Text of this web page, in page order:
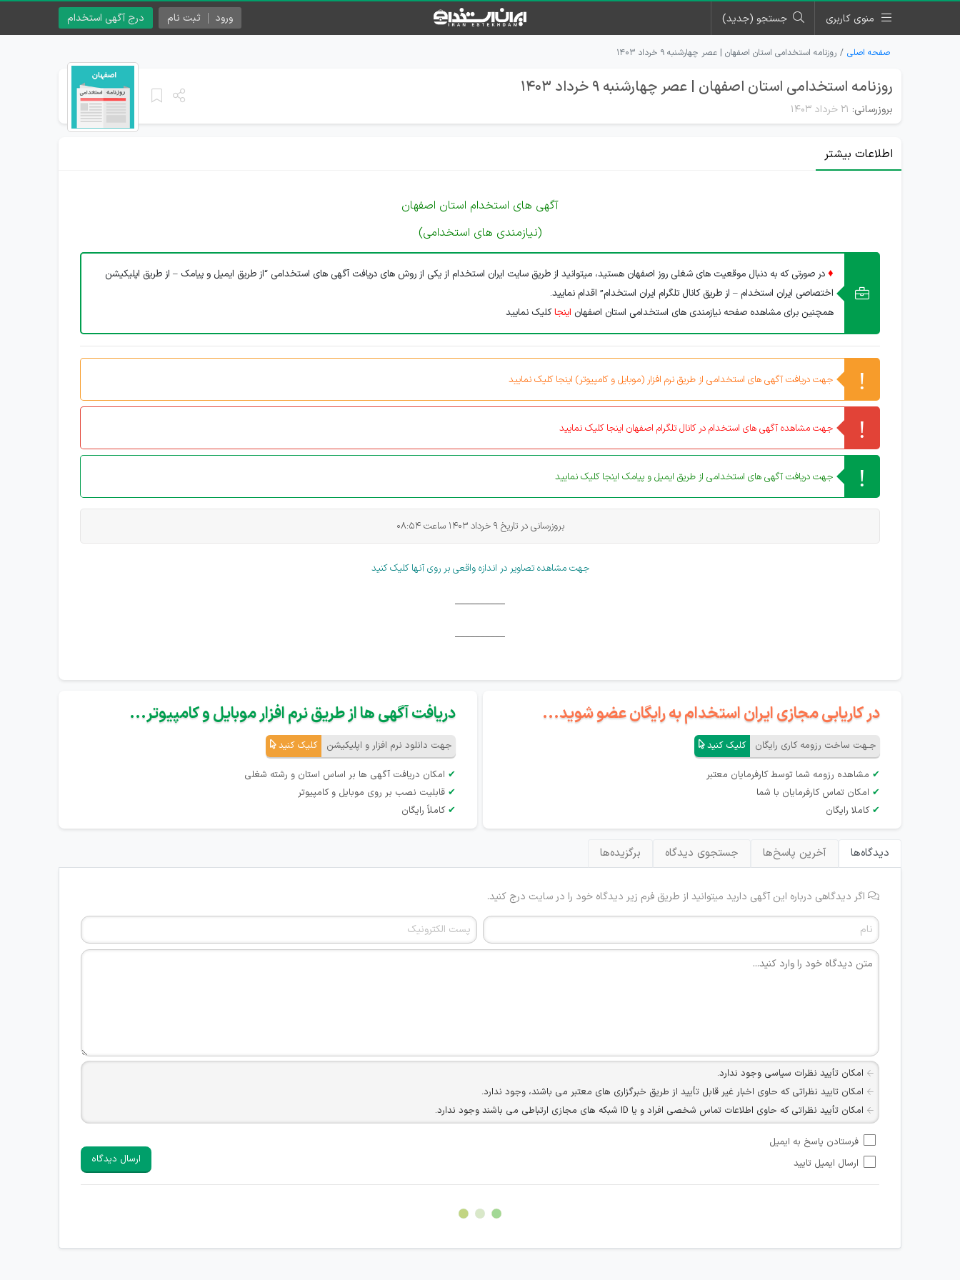
منوی کاربری جستجو (جدید) درج آگهی استخدام ورود ثبت نام
صفحه اصلی روزنامه استخدامی استان اصفهان | عصر چهارشنبه ۹ خرداد ۱۴۰۳
روزنامه استخدامی استان اصفهان | عصر چهارشنبه 9 خرداد 1403
بروزرسانی: ۲۱ خرداد ۱۴۰۳
اطلاعات بیشتر
آگهی های استخدام استان اصفهان
(نیازمندی های استخدامی)
♦ در صورتی که به دنبال موقعیت های شغلی روز اصفهان هستید، میتوانید از طریق سایت ایران استخدام از یکی از روش های دریافت آگهی های استخدامی “از طریق ایمیل و پیامک – از طریق اپلیکیشن
اختصاصی ایران استخدام – از طریق کانال تلگرام ایران استخدام” اقدام نمایید.
همچنین برای مشاهده صفحه نیازمندی های استخدامی استان اصفهان اینجاکلیک نمایید
جهت دریافت آگهی های استخدامی از طریق نرم افزار (موبایل و کامپیوتر) اینجا کلیک نمایید
جهت مشاهده آگهی های استخدام در کانال تلگرام اصفهان اینجا کلیک نمایید
جهت دریافت آگهی های استخدامی از طریق ایمیل و پیامک اینجا کلیک نمایید
بروزرسانی در تاریخ 9 خرداد 1403 ساعت 08:54
جهت مشاهده تصاویر در اندازه واقعی بر روی آنها کلیک کنید
__________
__________
در کاریابی مجازی ایران استخدام به رایگان عضو شوید...
جـهت ساخت رزومه کاری رایگان کلیک کنید
✔ مشاهده رزومه شما توسط کارفرمایان معتبر
✔ امکان تماس کارفرمایان با شما
✔ کاملا رایگان
دریافت آگهی ها از طریق نرم افزار موبایل و کامپیوتر...
جهت دانلود نرم افزار و اپلیکیشن کلیک کنید
✔ امکان دریافت آگهی ها بر اساس استان و رشته شغلی
✔ قابلیت نصب بر روی موبایل و کامپیوتر
✔ کاملاً رایگان
دیدگاه‌ها آخرین پاسخ‌ها جستجوی دیدگاه برگزیده‌ها
اگر دیدگاهی درباره این آگهی دارید میتوانید از طریق فرم زیر دیدگاه خود را در سایت درج کنید.
امکان تأیید نظرات سیاسی وجود ندارد.
امکان تایید نظراتی که حاوی اخبار غیر قابل تأیید از طریق خبرگزاری های معتبر می باشند، وجود ندارد.
امکان تأیید نظراتی که حاوی اطلاعات تماس شخصی افراد و یا ID شبکه های مجازی ارتباطی می باشند وجود ندارد.
هرگونه تحریک، تحقیر و کنایه به سایر افراد (مسئول و غیر مسئول) غیر مجاز می باشد.
امکان هماهنگی برای هرگونه ملاقات حضوری چه به صورت دسته جمعی و چه فردی توسط کاربران سایت وجود ندارد.
فرستادن پاسخ به ایمیل
ارسال ایمیل تایید
ارسال دیدگاه